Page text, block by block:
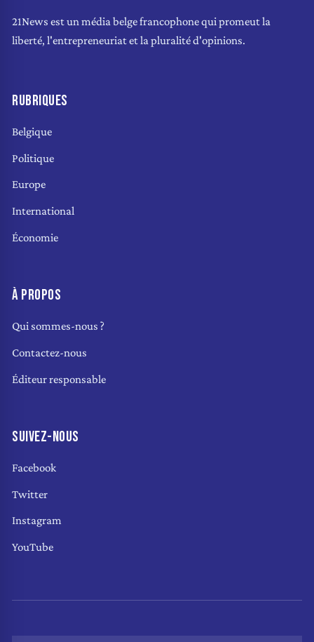
21News est un média belge francophone qui promeut la
liberté, l'entrepreneuriat et la pluralité d'opinions.
RUBRIQUES
Belgique
Politique
Europe
International
Économie
À PROPOS
Qui sommes-nous ?
Contactez-nous
Éditeur responsable
SUIVEZ-NOUS
Facebook
Twitter
Instagram
YouTube